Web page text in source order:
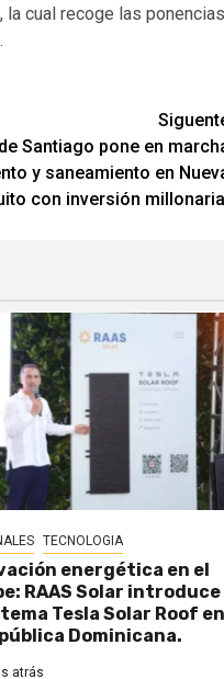
, la cual recoge las ponencias
Santiago pone en
y saneamiento en
con inversión
TECNOLOGIA
energética en el
RAAS Solar introduce
Tesla Solar Roof
Dominicana.
atrás